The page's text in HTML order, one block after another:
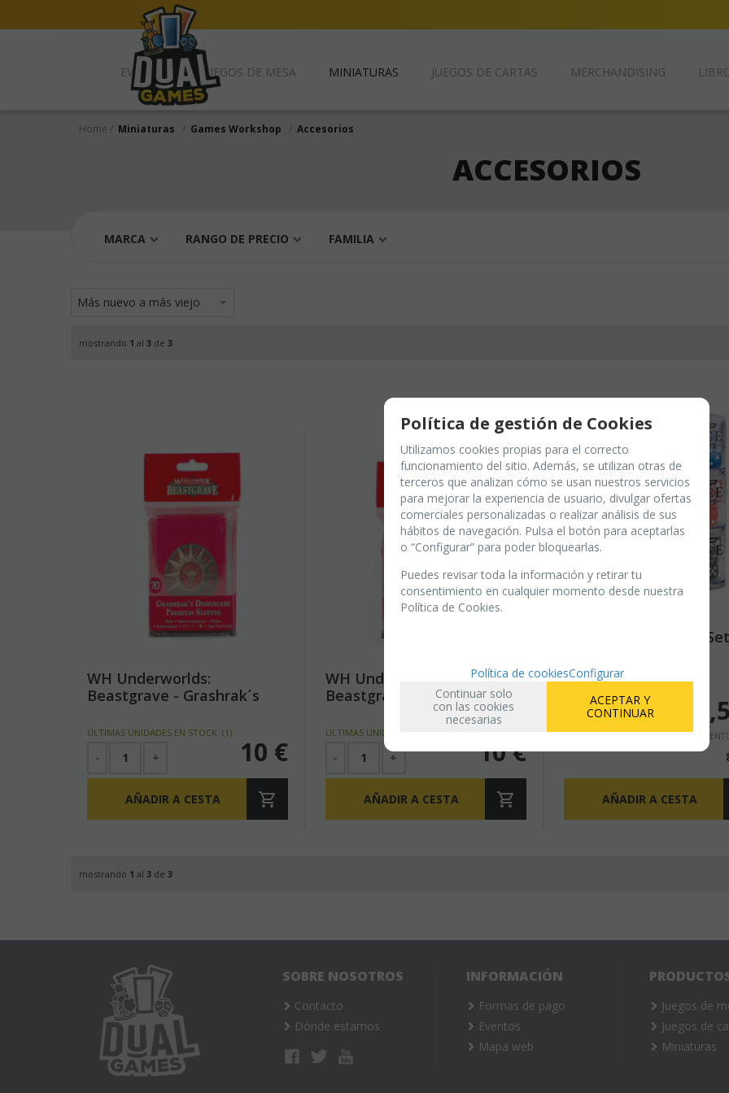
EVENTOS JUEGOS DE MESA MINIATURAS JUEGOS DE CARTAS MERCHANDISING
Home Miniaturas Games Workshop Accesorios
ACCESORIOS
MARCA RANGO DE PRECIO FAMILIA
mostrando 1 al 3 de 3
WH Underworlds:
Beastgrave - Grashrak´s
ÚLTIMAS UNIDADES EN STOCK (1 )
10 €
- +
AÑADIR A CESTA
WH Underworlds:
Beastgrave - Skaeth´s Wild
ÚLTIMAS UNIDADES EN STOCK
10€
- +
AÑADIR A CESTA
Citadel 12 mm Dice Set
+
AÑADIR A CESTA
mostrando 1 al 3 de 3
SOBRE NOSOTROS
Contacto
Dónde estamos
INFORMACIÓN
Formas de pago
Eventos
Mapa web
Juegos de
Juegos de
Miniaturas
Política de gestión de Cookies
Utilizamos cookies propias para el correcto
funcionamiento del sitio. Además, se utilizan otras de
terceros que analizan cómo se usan nuestros servicios
para mejorar la experiencia de usuario, divulgar ofertas
comerciales personalizadas o realizar análisis de sus
hábitos de navegación. Pulsa el botón para aceptarlas
o “Configurar” para poder bloquearlas.
Puedes revisar toda la información y retirar tu
consentimiento en cualquier momento desde nuestra
Política de Cookies.
Política de cookiesConfigurar
Continuar solo
con las cookies
necesarias
ACEPTAR Y
CONTINUAR